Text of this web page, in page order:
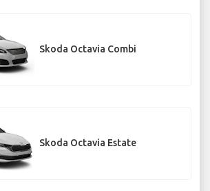
Skoda Octavia Combi
Skoda Octavia Estate